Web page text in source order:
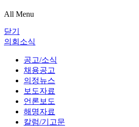
All Menu
닫기
의회소식
공고/소식
채용공고
의정뉴스
보도자료
언론보도
해명자료
칼럼/기고문